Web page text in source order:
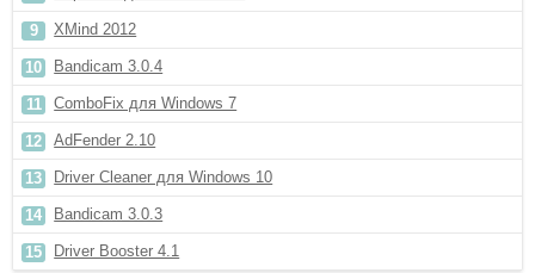
XMind 2012
Bandicam 3.0.4
ComboFix для Windows 7
AdFender 2.10
Driver Cleaner для Windows 10
Bandicam 3.0.3
Driver Booster 4.1